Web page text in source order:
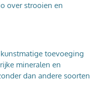
over strooien en
toevoeging
mineralen en
dan andere soorten